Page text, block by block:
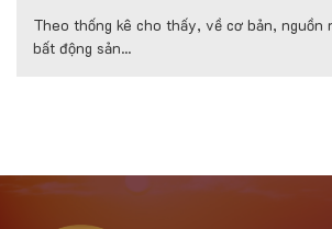
Theo thống kê cho thấy, về cơ bản, nguồn
bất động sản...